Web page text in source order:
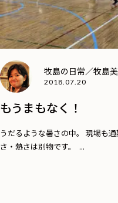
牧島の日常／牧島
2018.07.20
もうまもなく！
うだるような暑さの中。 現場も
さ・熱さは別物です。 ...